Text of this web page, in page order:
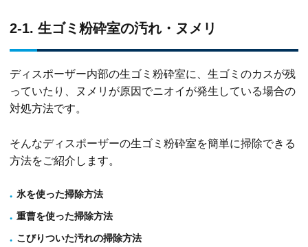
2-1. 生ゴミ粉砕室の汚れ・ヌメリ
ディスポーザー内部の生ゴミ粉砕室に、生ゴミのカスが残
っていたり、ヌメリが原因でニオイが発生している場合の
対処方法です。
そんなディスポーザーの生ゴミ粉砕室を簡単に掃除できる
方法をご紹介します。
氷を使った掃除方法
重曹を使った掃除方法
こびりついた汚れの掃除方法